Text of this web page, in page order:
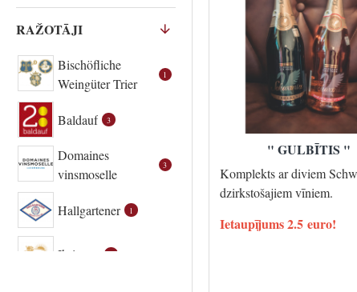
RAŽOTĀJI
Bischöfliche
Weingüter Trier
1
Baldauf 3
Domaines
vinsmoselle
3
Hallgartener 1
Ihringen 2
" GULBĪTIS "
Komplekts ar diviem
dzirkstošajiem vīniem.
Ietaupījums 2.5 euro!